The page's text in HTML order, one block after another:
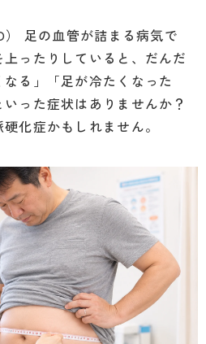
足の血管が詰まる病気で
ったりしていると、だんだ
る」「足が冷たくなった
った症状はありませんか？
化症かもしれません。